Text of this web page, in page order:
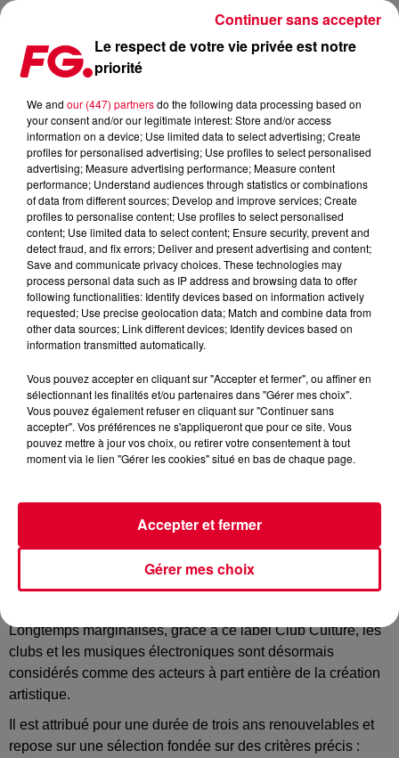
UNE DIZAINE DE CLUBS FRANÇAIS VIENNENT D'ÊTRE
Publié : 16 juin 2025 à 16h51 par Jean-Baptiste BLANDIN
Crédit :Unsplash :@Kajetan Sumila
lauréats du tout nouveau label Club Culture qui désigne
Longtemps marginalisés, grâce à ce label Club Culture, les
clubs et les musiques électroniques sont désormais
considérés comme des acteurs à part entière de la création
artistique.
Il est attribué pour une durée de trois ans renouvelables et
repose sur une sélection fondée sur des critères précis :
Le respect de votre vie privée est notre
priorité
We and our (447) partnersdo the following data processing based on
your consent and/or our legitimate interest: Store and/or access
information on a device; Use limited data to select advertising; Create
profiles for personalised advertising; Use profiles to select personalised
advertising; Measure advertising performance; Measure content
performance; Understand audiences through statistics or combinations
of data from different sources; Develop and improve services; Create
profiles to personalise content; Use profiles to select personalised
content; Use limited data to select content; Ensure security, prevent and
detect fraud, and fix errors; Deliver and present advertising and content;
Save and communicate privacy choices. These technologies may
process personal data such as IP address and browsing data to offer
following functionalities: Identify devices based on information actively
requested; Use precise geolocation data; Match and combine data from
other data sources; Link different devices; Identify devices based on
information transmitted automatically.
Vous pouvez accepter en cliquant sur "Accepter et fermer", ou affiner en
sélectionnant les finalités et/ou partenaires dans "Gérer mes choix".
Vous pouvez également refuser en cliquant sur "Continuer sans
accepter". Vos préférences ne s'appliqueront que pour ce site. Vous
pouvez mettre à jour vos choix, ou retirer votre consentement à tout
moment via le lien "Gérer les cookies" situé en bas de chaque page.
Gérer mes choix
Accepter et fermer
Continuer sans accepter